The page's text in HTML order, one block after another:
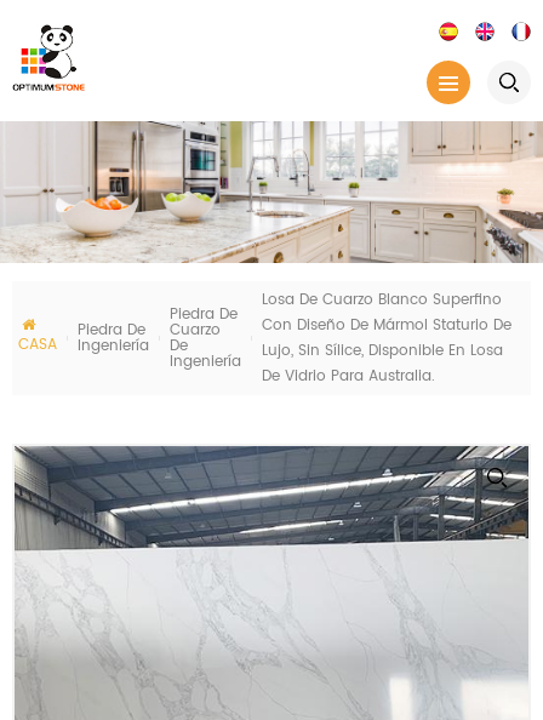
CASA
Piedra De
Ingeniería
Piedra De
Cuarzo
De
Ingeniería
Losa De Cuarzo Blanco Superfino
Con Diseño De Mármol Staturio De
Lujo, Sin Sílice, Disponible En Losa
De Vidrio Para Australia.